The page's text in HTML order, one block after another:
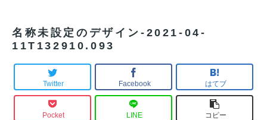
名称未設定のデザイン-2021-04-
11T132910.093
Twitter Facebook はてブ
Pocket LINE コピー